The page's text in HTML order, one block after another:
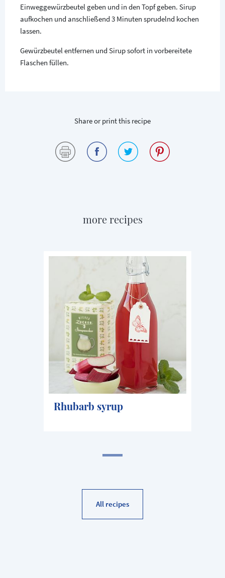
Einweggewürzbeutel geben und in den Topf geben. Sirup
aufkochen und anschließend 3 Minuten sprudelnd kochen
lassen.
Gewürzbeutel entfernen und Sirup sofort in vorbereitete
Flaschen füllen.
Share or print this recipe
more recipes
Rhubarb syrup
All recipes